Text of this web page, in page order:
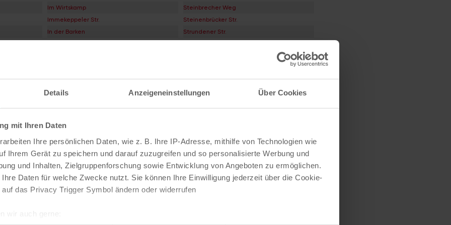
Details Anzeigeneinstellungen Über Cookies
mit Ihren Daten
Ihre persönlichen Daten, wie z. B. Ihre IP-Adresse, mithilfe von Technologien wie
Ihrem Gerät zu speichern und darauf zuzugreifen und so personalisierte Werbung und
und Inhalten, Zielgruppenforschung sowie Entwicklung von Angeboten zu ermöglichen.
Daten für welche Zwecke nutzt. Sie können Ihre Einwilligung jederzeit über die Cookie-
das Privacy Trigger Symbol ändern oder widerrufen
Im Wirtskamp
Immekeppeler Str.
In der Barken
Juttaweg
Kalkweg
Katharinenkammerweg
Kemperbachstr.
Kopischstr.
Kräuterweg
Krokusweg
Kuckelbergweg
Steinbrecher Weg
Steinenbrücker Str.
Strundener Str.
Thielenbrucher Hof
Thurner Heide
Untereschbacher Str.
Unterste Sauerwiese
Urnenstr.
Von-der-Leyen-Str.
Von-Diergardt-Str.